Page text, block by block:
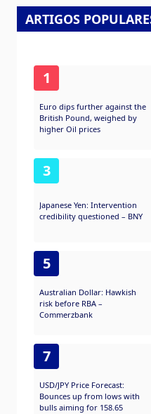
ARTIGOS
1
Euro dips further against the
British Pound, weighed by
higher Oil prices
3
Japanese Yen: Intervention
credibility questioned – BNY
5
Australian Dollar: Hawkish
risk before RBA –
Commerzbank
7
USD/JPY Price Forecast:
Bounces up from lows with
bulls aiming for 158.65